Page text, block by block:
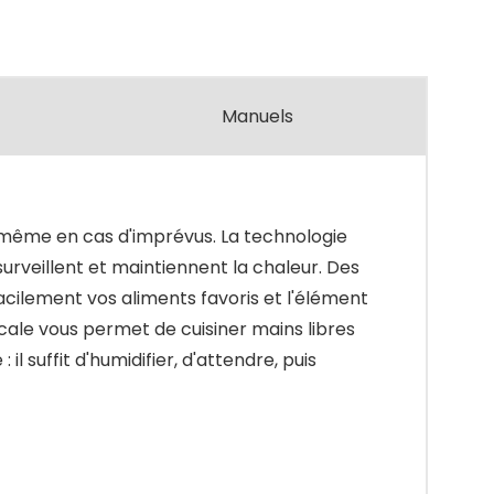
Manuels
en cas d'imprévus. La technologie
et maintiennent la chaleur. Des
vos aliments favoris et l'élément
vous permet de cuisiner mains libres
suffit d'humidifier, d'attendre, puis